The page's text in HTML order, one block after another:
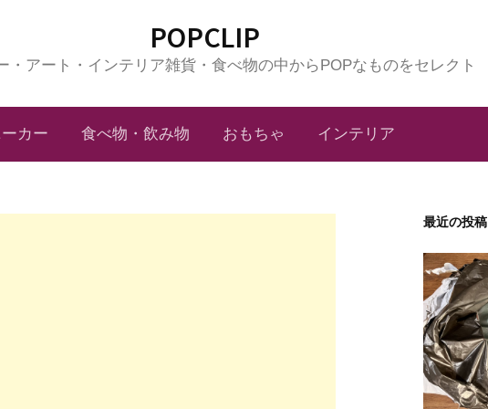
POPCLIP
・アート・インテリア雑貨・食べ物の中からPOPなものをセレクト
カー 食べ物・飲み物 おもちゃ インテリア
最近の投稿